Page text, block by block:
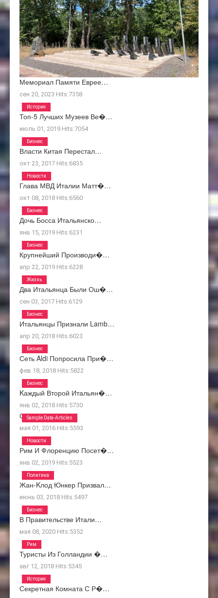
Мемориал Памяти Еврее…
сен 20, 2023 Hits:7358
Топ-5 Лучших Музеев Ве�…
июль 01, 2019 Hits:7054
История
Власти Китая Перестал…
окт 23, 2017 Hits:6835
Бизнес
Глава МВД Италии Матт�…
окт 08, 2018 Hits:6560
Новости
Дочь Босса Итальянско…
янв 15, 2019 Hits:6231
Бизнес
Крупнейший Производи�…
апр 22, 2019 Hits:6228
Бизнес
Два Итальянца Были Ош�…
сен 03, 2017 Hits:6129
Жизнь
Итальянцы Признали Lamb…
апр 20, 2018 Hits:6023
Бизнес
Сеть Aldi Попросила При�…
фев 18, 2018 Hits:5822
Бизнес
Kаждый Второй Итальян�…
янв 02, 2018 Hits:5730
Бизнес
О Нас
мая 01, 2016 Hits:5593
Sample Data-Articles
Рим И Флоренцию Посет�…
янв 02, 2019 Hits:5523
Новости
Жан-Kлод Юнкер Призвал…
июнь 03, 2018 Hits:5497
Политика
В Правительстве Итали…
мая 08, 2020 Hits:5352
Бизнес
Туристы Из Голландии �…
авг 12, 2018 Hits:5345
Рим
Секретная Комната С Р�…
История